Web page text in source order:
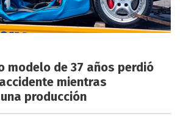
modelo de 37 años perdió
mientras
producción